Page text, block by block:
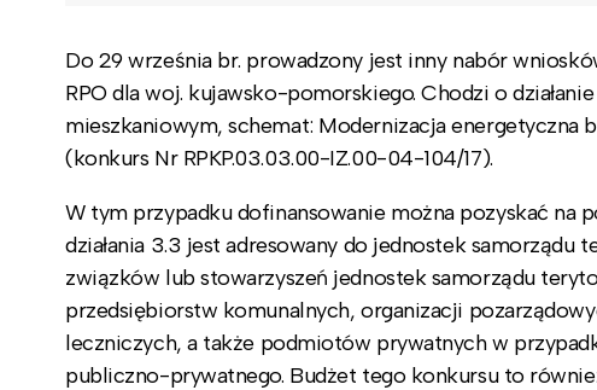
Do 29 września br. prowadzony jest inny nabór
RPO dla woj. kujawsko-pomorskiego. Chodzi o
mieszkaniowym, schemat: Modernizacja
(konkurs Nr RPKP.03.03.00-IZ.00-04-104/17).
W tym przypadku dofinansowanie można pozyskać na
działania 3.3 jest adresowany do jednostek
związków lub stowarzyszeń jednostek samorządu
przedsiębiorstw komunalnych, organizacji
leczniczych, a także podmiotów prywatnych w
publiczno-prywatnego. Budżet tego konkursu to